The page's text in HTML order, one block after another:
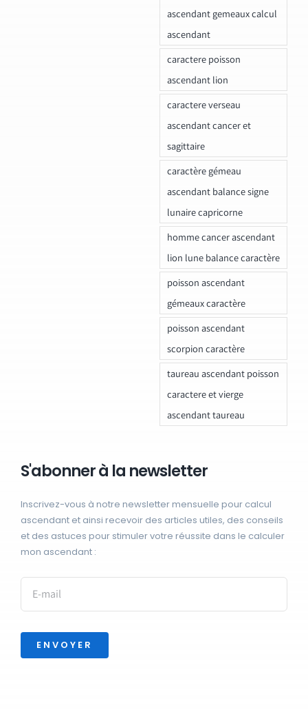
ascendant gemeaux calcul
ascendant
caractere poisson
ascendant lion
caractere verseau
ascendant cancer et
sagittaire
caractère gémeau
ascendant balance signe
lunaire capricorne
homme cancer ascendant
lion lune balance caractère
poisson ascendant
gémeaux caractère
poisson ascendant
scorpion caractère
taureau ascendant poisson
caractere et vierge
ascendant taureau
S'abonner à la newsletter
Inscrivez-vous à notre newsletter mensuelle pour calcul
ascendant et ainsi recevoir des articles utiles, des conseils
et des astuces pour stimuler votre réussite dans le calculer
mon ascendant :
ENVOYER